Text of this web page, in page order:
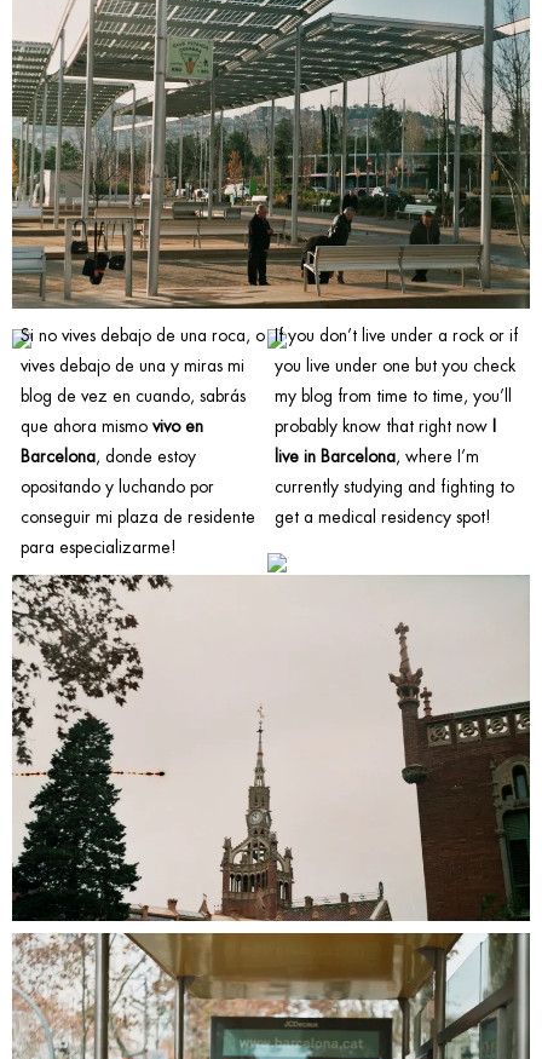
Si no vives debajo de una roca, o
vives debajo de una y miras mi
blog de vez en cuando, sabrás
que ahora mismo vivo en
Barcelona, donde estoy
opositando y luchando por
conseguir mi plaza de residente
para especializarme!
If you don’t live under a rock or if
you live under one but you check
my blog from time to time, you’ll
probably know that right now
live in Barcelona, where I’m
currently studying and fighting to
get a medical residency spot!